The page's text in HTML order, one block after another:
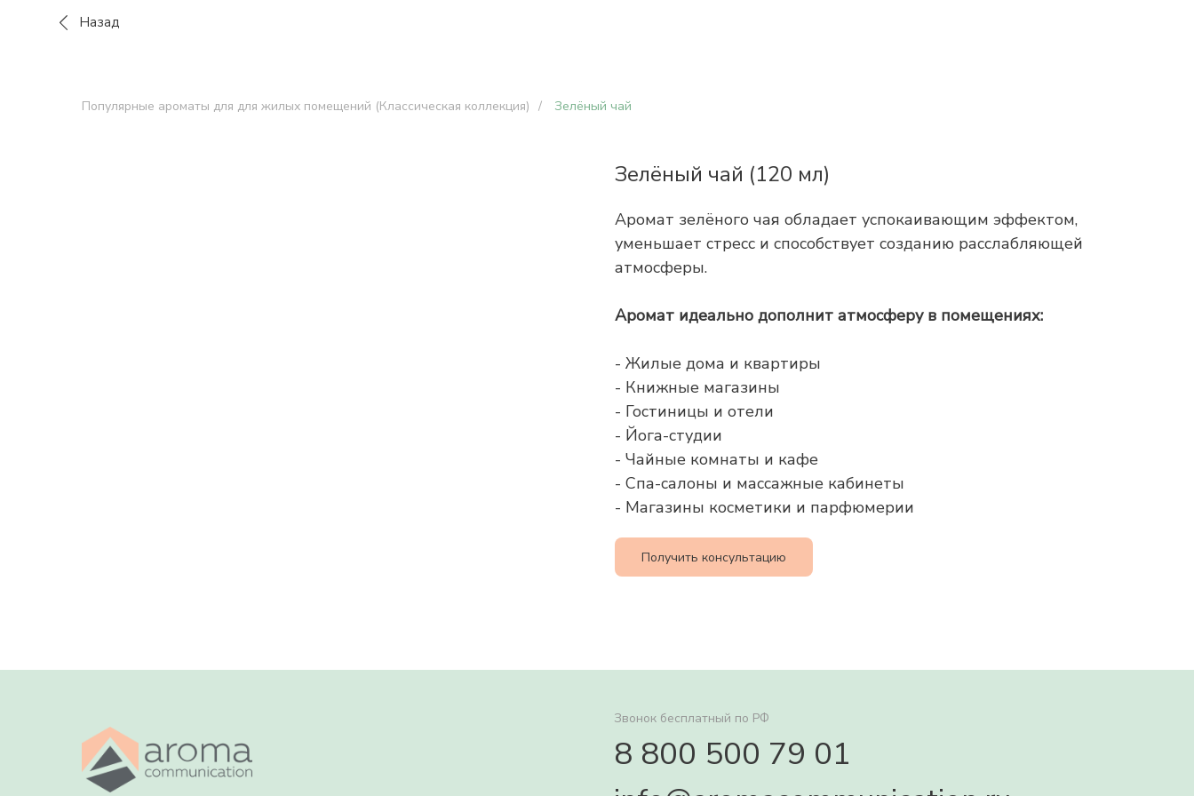
Назад
Популярные ароматы для для жилых помещений (Классическая коллекция) / Зелёный чай
Зелёный чай (120 мл)
Аромат зелёного чая обладает успокаивающим эффектом,
уменьшает стресс и способствует созданию расслабляющей
атмосферы.
Аромат идеально дополнит атмосферу в помещениях:
- Жилые дома и квартиры
- Книжные магазины
- Гостиницы и отели
- Йога-студии
- Чайные комнаты и кафе
- Спа-салоны и массажные кабинеты
- Магазины косметики и парфюмерии
Получить консультацию
8 800 500 79 01
Звонок бесплатный по РФ